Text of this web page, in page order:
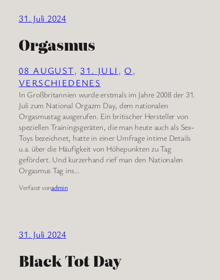
31. Juli 2024
Orgasmus
08 AUGUST, 31. JULI , O
VERSCHIEDENES
In Großbritannien wurde erstmals im Jahre 2008 der 31.
Juli zum National Orgazm Day, dem nationalen
Orgasmustag ausgerufen. Ein britischer Hersteller von
speziellen Trainingsgeräten, die man heute auch als Sex-
Toys bezeichnet, hatte in einer Umfrage intime Details
u.a. über die Häufigkeit von Höhepunkten zu Tag
gefördert. Und kurzerhand rief man den Nationalen
Orgasmus Tag ins…
Verfasst vonadmin
31. Juli 2024
Black Tot Day